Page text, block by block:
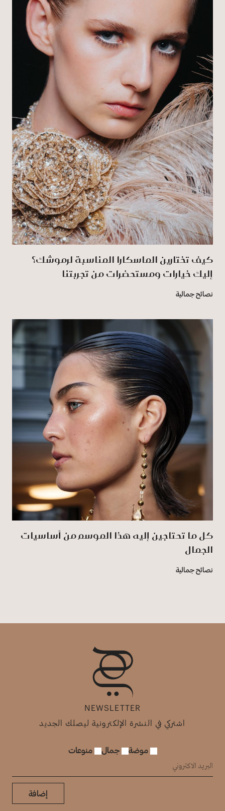
كيف تختارين الماسكارا المناسبة لرموشك؟
إليك خيارات ومستحضرات من تجربتنا
نصائح جمالية
كل ما تحتاجين إليه هذا الموسم من أساسيات
الجمال
نصائح جمالية
NEWSLETTER
اشتركي في النشرة الإلكترونية ليصلك الجديد
موضة جمال منوعات
إضافة